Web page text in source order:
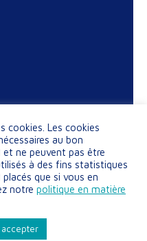
cookies. Les cookies
au bon
ne peuvent pas être
à des fins statistiques
que si vous en
notre politique en matière
accepter